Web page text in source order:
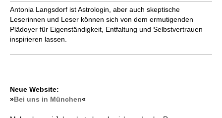
Antonia Langsdorf ist Astrologin, aber auch skeptische
Leserinnen und Leser können sich von dem ermutigenden
Plädoyer für Eigenständigkeit, Entfaltung und Selbstvertrauen
inspirieren lassen.
Neue Website:
»Bei uns in München«